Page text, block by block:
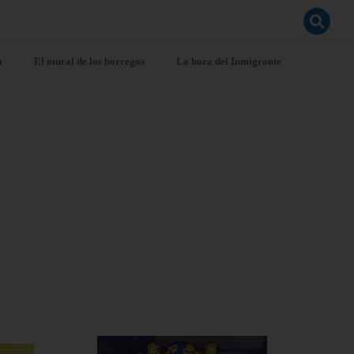
El mural de los borregos La hora del Inmigrante